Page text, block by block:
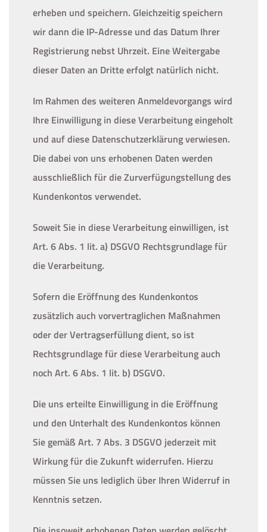
erheben und speichern. Gleichzeitig speichern
wir dann die IP-Adresse und das Datum Ihrer
Registrierung nebst Uhrzeit. Eine Weitergabe
dieser Daten an Dritte erfolgt natürlich nicht.
Im Rahmen des weiteren Anmeldevorgangs wird
Ihre Einwilligung in diese Verarbeitung eingeholt
und auf diese Datenschutzerklärung verwiesen.
Die dabei von uns erhobenen Daten werden
ausschließlich für die Zurverfügungstellung des
Kundenkontos verwendet.
Soweit Sie in diese Verarbeitung einwilligen, ist
Art. 6 Abs. 1 lit. a) DSGVO Rechtsgrundlage für
die Verarbeitung.
Sofern die Eröffnung des Kundenkontos
zusätzlich auch vorvertraglichen Maßnahmen
oder der Vertragserfüllung dient, so ist
Rechtsgrundlage für diese Verarbeitung auch
noch Art. 6 Abs. 1 lit. b) DSGVO.
Die uns erteilte Einwilligung in die Eröffnung
und den Unterhalt des Kundenkontos können
Sie gemäß Art. 7 Abs. 3 DSGVO jederzeit mit
Wirkung für die Zukunft widerrufen. Hierzu
müssen Sie uns lediglich über Ihren Widerruf in
Kenntnis setzen.